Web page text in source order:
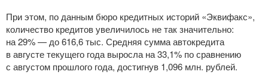
При этом, по данным бюро кредитных историй «Эквифакс»,
количество кредитов увеличилось не так значительно:
на 29% — до 616,6 тыс. Средняя сумма автокредита
в августе текущего года выросла на 33,1% по сравнению
с августом прошлого года, достигнув 1,096 млн. рублей.